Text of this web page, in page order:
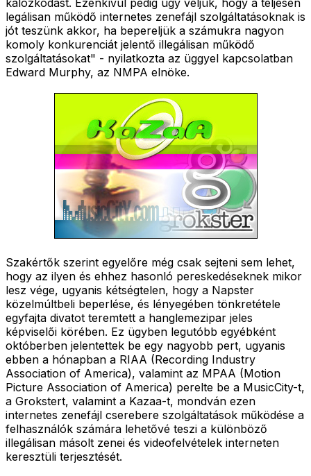
legálisan működő internetes zenefájl szolgáltatásoknak is
jót teszünk akkor, ha bepereljük a számukra nagyon
komoly konkurenciát jelentő illegálisan működő
szolgáltatásokat" - nyilatkozta az üggyel kapcsolatban
Edward Murphy, az NMPA elnöke.
Szakértők szerint egyelőre még csak sejteni sem lehet,
hogy az ilyen és ehhez hasonló pereskedéseknek mikor
lesz vége, ugyanis kétségtelen, hogy a Napster
közelmúltbeli beperlése, és lényegében tönkretétele
egyfajta divatot teremtett a hanglemezipar jeles
képviselői körében. Ez ügyben legutóbb egyébként
októberben jelentettek be egy nagyobb pert, ugyanis
ebben a hónapban a RIAA (Recording Industry
Association of America), valamint az MPAA (Motion
Picture Association of America) perelte be a MusicCity-t,
a Grokstert, valamint a Kazaa-t, mondván ezen
internetes zenefájl cserebere szolgáltatások működése a
felhasználók számára lehetővé teszi a különböző
illegálisan másolt zenei és videofelvételek interneten
keresztüli terjesztését.